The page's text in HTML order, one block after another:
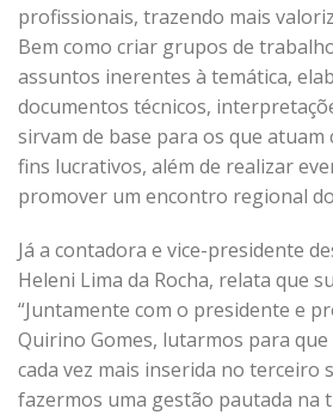
profissionais, trazendo mais
Bem como criar grupos de
assuntos inerentes à temática,
documentos técnicos,
sirvam de base para os que atuam
fins lucrativos, além de realizar
promover um encontro regional
Já a contadora e vice-presidente
Heleni Lima da Rocha, relata que
“Juntamente com o presidente e
Quirino Gomes, lutarmos para que
cada vez mais inserida no terceiro
fazermos uma gestão pautada na